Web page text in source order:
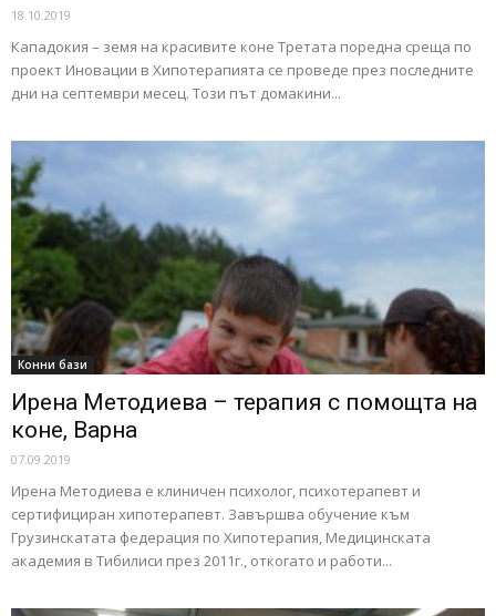
18.10.2019
Кападокия – земя на красивите коне Третата поредна среща по
проект Иновации в Хипотерапията се проведе през последните
дни на септември месец. Този път домакини...
Конни бази
Ирена Методиева – терапия с помощта на
коне, Варна
07.09.2019
Ирена Методиева e клиничен психолог, психотерапевт и
сертифициран хипотерапевт. Завършва обучение към
Грузинскатата федерация по Хипотерапия, Медицинската
академия в Тибилиси през 2011г., откогато и работи...